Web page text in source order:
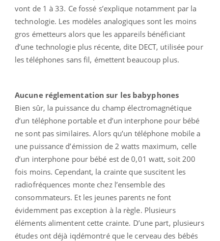
vont de 1 à 33. Ce fossé s’explique notamment par la
technologie. Les modèles analogiques sont les moins
gros émetteurs alors que les appareils bénéficiant
d’une technologie plus récente, dite DECT, utilisée pour
les téléphones sans fil, émettent beaucoup plus.
Aucune réglementation sur les babyphones
Bien sûr, la puissance du champ électromagnétique
d’un téléphone portable et d’un interphone pour bébé
ne sont pas similaires. Alors qu’un téléphone mobile a
une puissance d’émission de 2 watts maximum, celle
d’un interphone pour bébé est de 0,01 watt, soit 200
fois moins. Cependant, la crainte que suscitent les
radiofréquences monte chez l’ensemble des
consommateurs. Et les jeunes parents ne font
évidemment pas exception à la règle. Plusieurs
éléments alimentent cette crainte. D’une part, plusieurs
études ont déjà iqdémontré que le cerveau des bébés